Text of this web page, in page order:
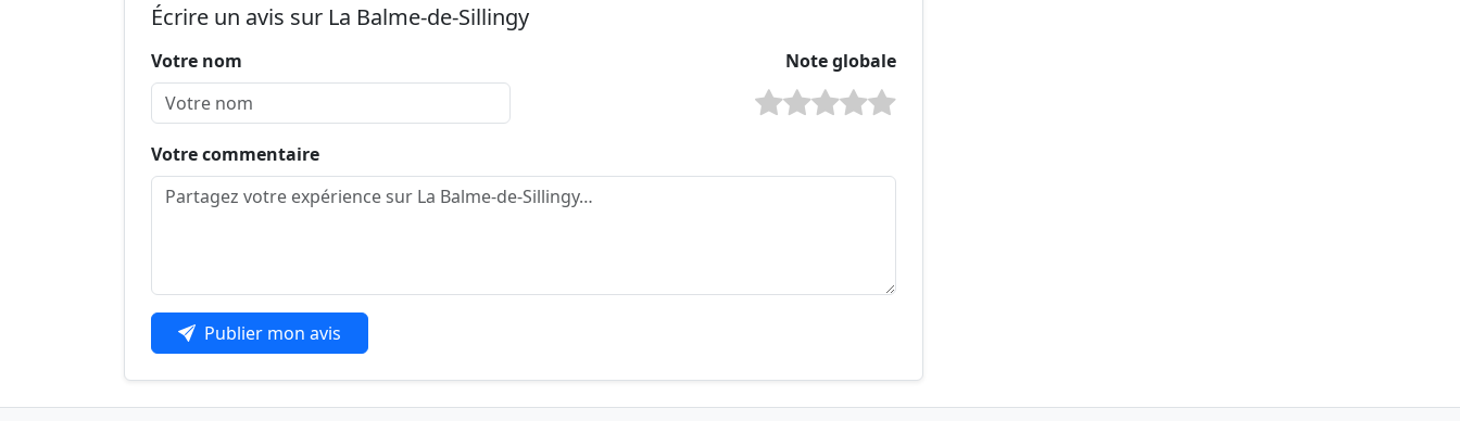
Écrire un avis sur La Balme-de-Sillingy
Votre nom Note globale
Votre commentaire
Publier mon avis